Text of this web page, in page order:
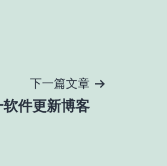
下一篇文章
软件更新博客